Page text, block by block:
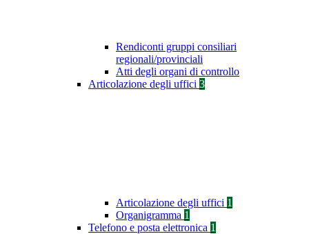
Rendiconti gruppi consiliari
regionali/provinciali
Atti degli organi di controllo
Articolazione degli uffici 3
Articolazione degli uffici 1
Organigramma 1
Telefono e posta elettronica 1